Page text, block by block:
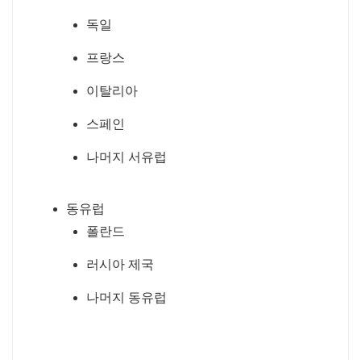
독일
프랑스
이탈리아
스페인
나머지 서유럽
동유럽
폴란드
러시아 제국
나머지 동유럽